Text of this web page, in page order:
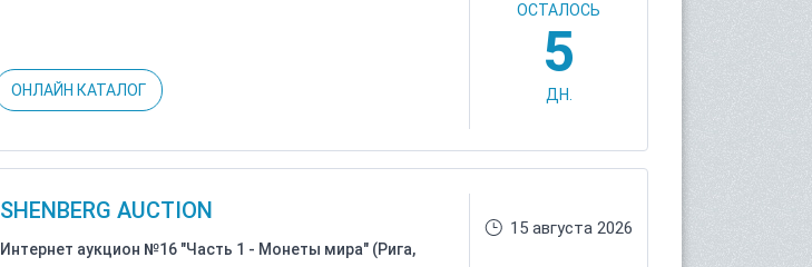
ОНЛАЙН КАТАЛОГ
ОСТАЛОСЬ
5
ДН.
SHENBERG AUCTION
Интернет аукцион №16 "Часть 1 - Монеты мира" (Рига,
15 августа 2026